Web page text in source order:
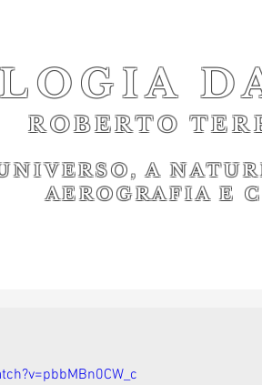
ROBERTO
A
AEROGRAFIA E